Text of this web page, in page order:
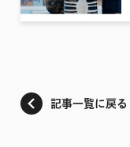
記事一覧に戻る